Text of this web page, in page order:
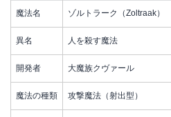
魔法名 ゾルトラーク（Zoltraak）
異名 人を殺す魔法
開発者 大魔族クヴァール
魔法の種類 攻撃魔法（射出型）